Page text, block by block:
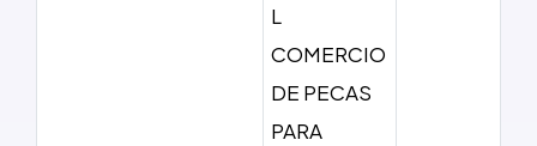
L
COMERCIO
DE PECAS
PARA